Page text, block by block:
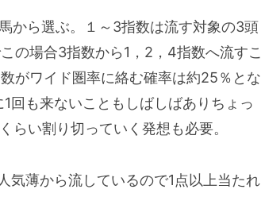
から選ぶ。１～3指数は流す対象の3頭
の場合3指数から1，2，4指数へ流すこ
がワイド圏率に絡む確率は約25％とな
回も来ないこともしばしばありちょっ
らい割り切っていく発想も必要。
気薄から流しているので1点以上当たれ